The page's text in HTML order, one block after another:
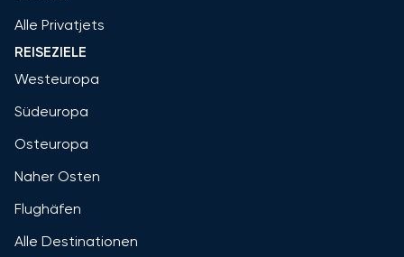
Alle Privatjets
REISEZIELE
Westeuropa
Südeuropa
Osteuropa
Naher Osten
Flughäfen
Alle Destinationen